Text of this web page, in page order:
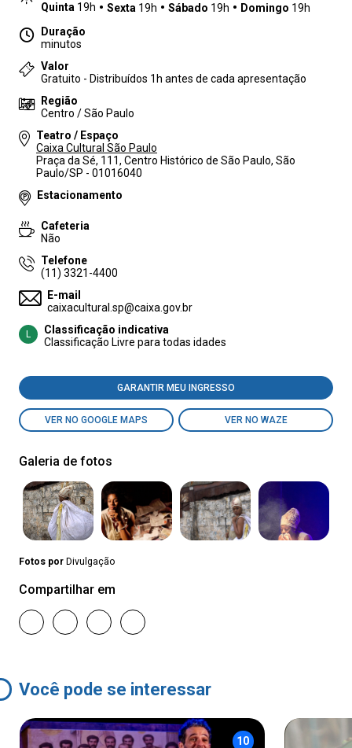
Quinta 19h Sexta 19h Sábado 19h Domingo 19h
Duração
minutos
Valor
Gratuito - Distribuídos 1h antes de cada apresentação
Região
Centro / São Paulo
Teatro / Espaço
Caixa Cultural São Paulo
Praça da Sé, 111, Centro Histórico de São Paulo, São
Paulo/SP - 01016040
Estacionamento
Cafeteria
Não
Telefone
(11) 3321-4400
E-mail
caixacultural.sp@caixa.gov.br
L
Classificação indicativa
Classificação Livre para todas idades
GARANTIR MEU INGRESSO
VER NO GOOGLE MAPS VER NO WAZE
Galeria de fotos
Fotos por Divulgação
Compartilhar em
Você pode se interessar
10